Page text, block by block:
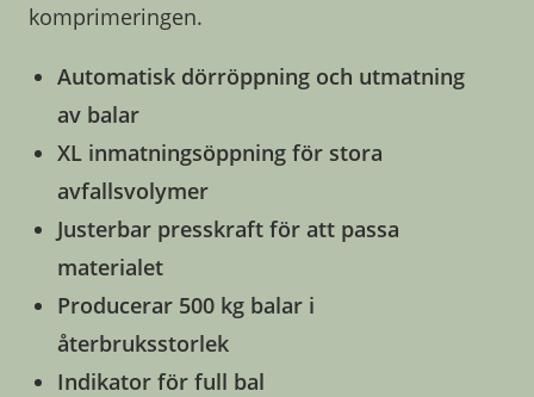
komprimeringen.
Automatisk dörröppning och utmatning
av balar
XL inmatningsöppning för stora
avfallsvolymer
Justerbar presskraft för att passa
materialet
Producerar 500 kg balar i
återbruksstorlek
Indikator för full bal